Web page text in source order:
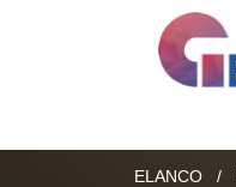
ELANCO /